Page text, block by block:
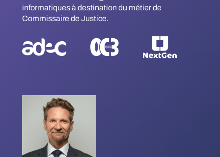
informatiques à destination du métier de
Commissaire de Justice.